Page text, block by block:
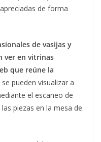
de forma
de vasijas y
ver en vitrinas
que reúne la
pueden visualizar a
el escaneo de
piezas en la mesa de